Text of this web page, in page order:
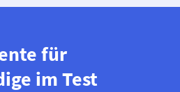
für
im Test